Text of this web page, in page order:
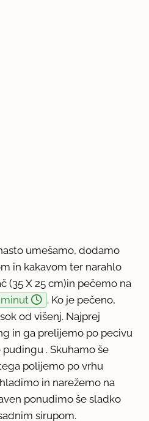
umešamo, dodamo
in kakavom ter narahlo
(35 X 25 cm)in pečemo na
minut
. Ko je pečeno,
od višenj. Najprej
in ga prelijemo po pecivu
. Skuhamo še
polijemo po vrhu
in narežemo na
ponudimo še sladko
sirupom.